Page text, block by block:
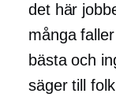
det här
många
bästa och
säger till